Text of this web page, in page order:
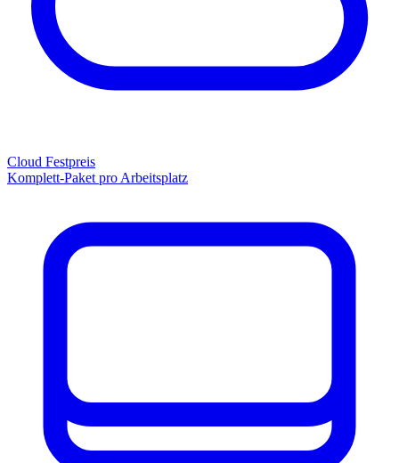
Cloud Festpreis
Komplett-Paket pro Arbeitsplatz